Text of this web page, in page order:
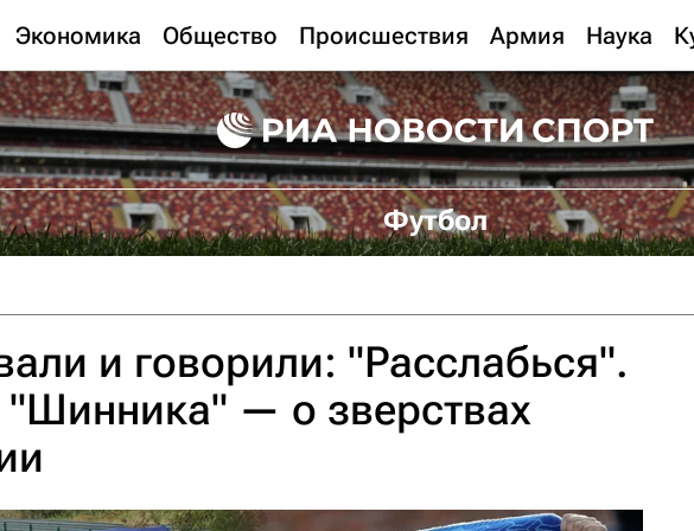
Экономика Общество Происшествия Армия Наука
Футбол
и говорили: "Расслабься".
— о зверствах